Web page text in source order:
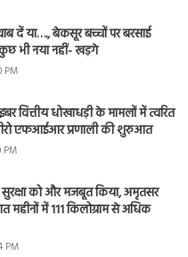
दें या…., बेकसूर बच्चों पर बरसाई
भी नया नहीं- खड़गे
PM
वित्तीय धोखाधड़ी के मामलों में त्वरित
एफआईआर प्रणाली की शुरुआत
PM
को और मजबूत किया, अमृतसर
महीनों में 111 किलोग्राम से अधिक
PM